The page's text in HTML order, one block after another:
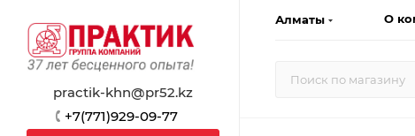
Алматы О
practik-khn@pr52.kz
+7(771)929-09-77